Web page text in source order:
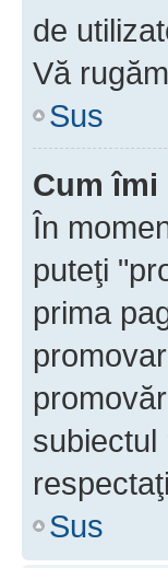
de
Vă
Sus
Cum
În
puteţi
prima
subiectul
Sus